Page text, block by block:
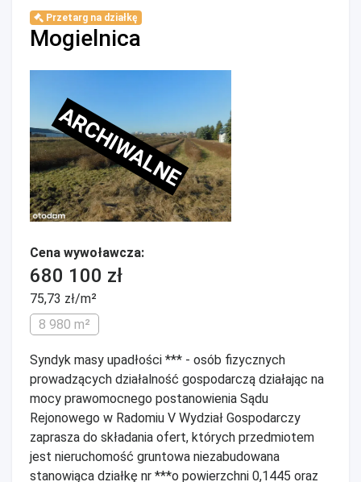
Przetarg na działkę
Mogielnica
ARCHIWALNE
Cena wywoławcza:
680 100 zł
75,73 zł/m²
8 980 m²
Syndyk masy upadłości *** - osób fizycznych
prowadzących działalność gospodarczą działając na
mocy prawomocnego postanowienia Sądu
Rejonowego w Radomiu V Wydział Gospodarczy
zaprasza do składania ofert, których przedmiotem
jest nieruchomość gruntowa niezabudowana
stanowiąca działkę nr ***o powierzchni 0,1445 oraz